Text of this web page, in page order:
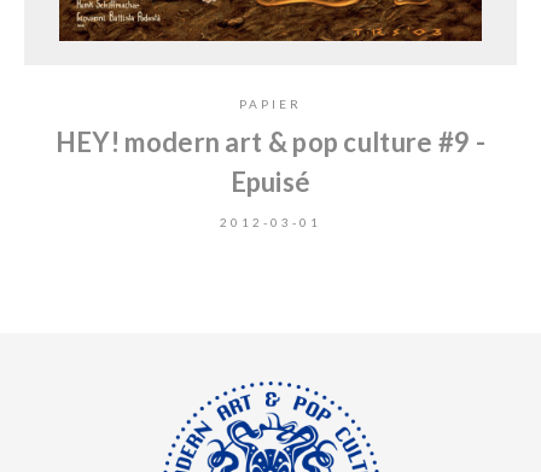
PAPIER
HEY! modern art & pop culture #9 -
Epuisé
2012-03-01